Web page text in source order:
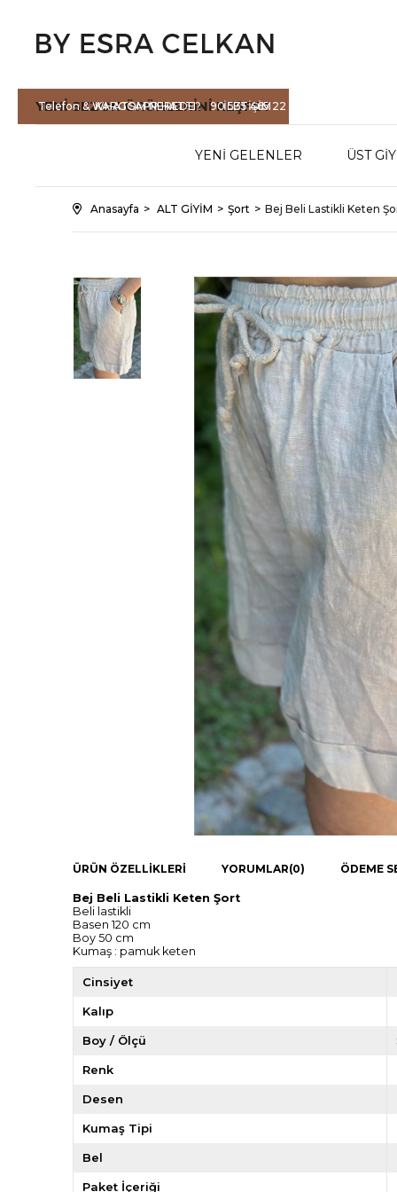
Telefon & WHATSAPP HATTI : 90 535 465 22
YENİ SEZONÜRÜNLERİNİ KEŞFET
KARGOM NEREDE? İLETİŞİM
YENİ GELENLER ÜST
Anasayfa ALT GİYİM Şort Bej Beli Lastikli Keten
ÜRÜN ÖZELLIKLERI YORUMLAR(0) ÖDEME
Bej Beli Lastikli Keten Şort
Beli lastikli
Basen 120 cm
Boy 50 cm
Kumaş : pamuk keten
Cinsiyet
Kalıp
Boy / Ölçü
Renk
Desen
Kumaş Tipi
Bel
Paket İçeriği